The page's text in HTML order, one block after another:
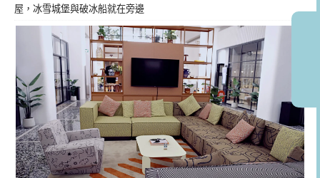
屋，冰雪城堡與破冰船就在旁邊